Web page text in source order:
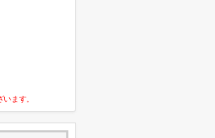
ます。